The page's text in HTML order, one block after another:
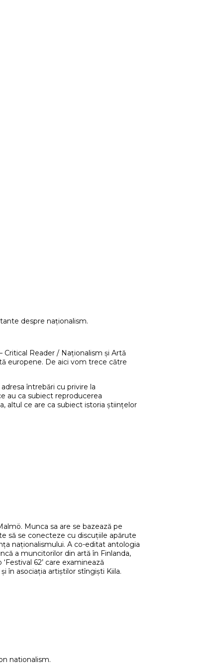
despre naționalism.
Reader / Naționalism și Artă
europene. De aici vom trece către
întrebări cu privire la
au ca subiect reproducerea
altul ce are ca subiect istoria științelor
Munca sa are se bazează pe
să se conecteze cu discuțiile apărute
naționalismului. A co-editat antologia
a muncitorilor din artă în Finlanda,
62’ care examinează
în asociația artiștilor stîngiști Kiila.
nationalism.